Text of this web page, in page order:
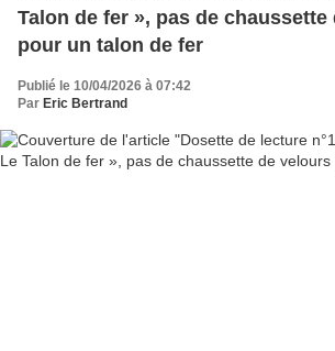
Talon de fer », pas de chaussette
pour un talon de fer
Publié le 10/04/2026 à 07:42
Par Eric Bertrand